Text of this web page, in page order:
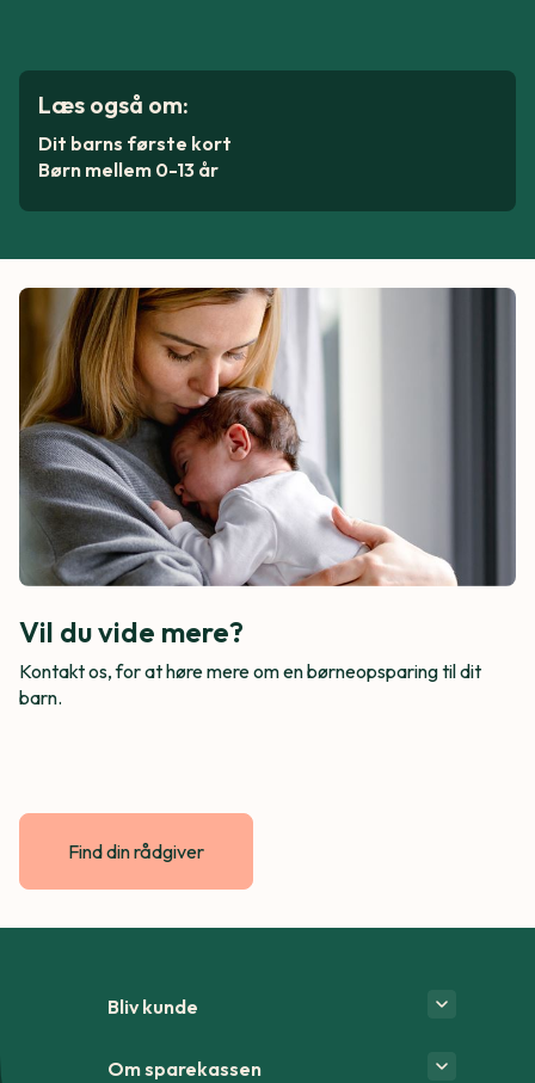
Læs også om:
Dit barns første kort
Børn mellem 0-13 år
Vil du vide mere?
Kontakt os, for at høre mere om en børneopsparing til dit
barn.
Find din rådgiver
Bliv kunde
Om sparekassen